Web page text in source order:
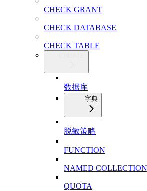
CHECK GRANT
CHECK DATABASE
CHECK TABLE
数据库
字典
脱敏策略
FUNCTION
NAMED COLLECTION
QUOTA